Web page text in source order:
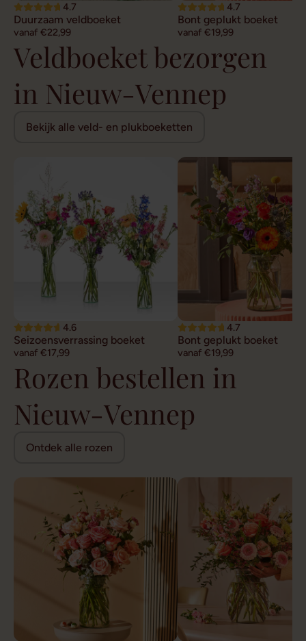
4.7
Duurzaam veldboeket
vanaf €22,99
4.7
Bont geplukt boeket
vanaf €19,99
Veldboeket bezorgen
in Nieuw-Vennep
Bekijk alle veld- en plukboeketten
4.6
Seizoensverrassing boeket
vanaf €17,99
4.7
Bont geplukt boeket
vanaf €19,99
Rozen bestellen in
Nieuw-Vennep
Ontdek alle rozen